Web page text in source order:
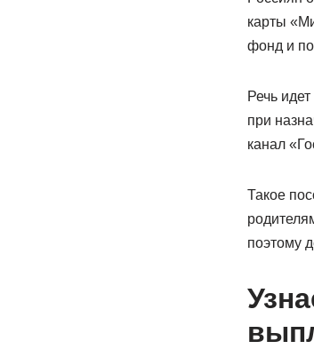
карты
фонд и
Речь
при
канал
Такое
поэтому